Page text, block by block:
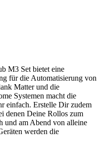
M3 Set bietet eine
für die Automatisierung von
Matter und die
Systemen macht die
einfach. Erstelle Dir zudem
denen Deine Rollos zum
und am Abend von alleine
werden die